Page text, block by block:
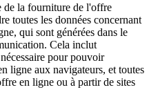
de la fourniture de l'offre
toutes les données concernant
qui sont générées dans le
Cela inclut
pour pouvoir
ligne aux navigateurs, et toutes
en ligne ou à partir de sites